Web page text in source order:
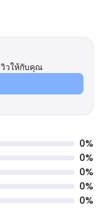
วให้กับคุณ
0%
0%
0%
0%
0%